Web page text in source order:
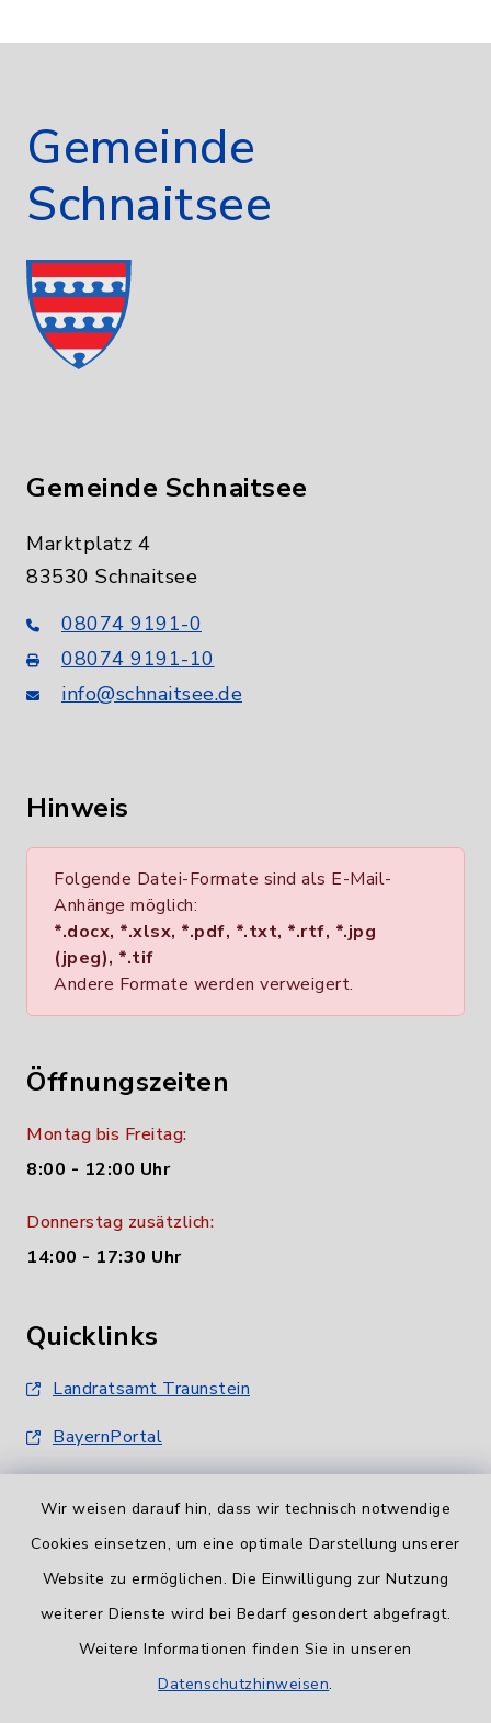
Wir weisen darauf hin, dass wir technisch notwendige
Cookies einsetzen, um eine optimale Darstellung unserer
Website zu ermöglichen. Die Einwilligung zur Nutzung
weiterer Dienste wird bei Bedarf gesondert abgefragt.
Weitere Informationen finden Sie in unseren
Datenschutzhinweisen.
Gemeinde
Schnaitsee
Gemeinde Schnaitsee
Marktplatz 4
83530 Schnaitsee
08074 9191-0
08074 9191-10
info@schnaitsee.de
Hinweis
Folgende Datei-Formate sind als E-Mail-
Anhänge möglich:
*.docx, *.xlsx, *.pdf, *.txt, *.rtf, *.jpg
(jpeg), *.tif
Andere Formate werden verweigert.
Öffnungszeiten
Montag bis Freitag:
8:00 - 12:00 Uhr
Donnerstag zusätzlich:
14:00 - 17:30 Uhr
Quicklinks
Landratsamt Traunstein
BayernPortal
Barrierefreiheit